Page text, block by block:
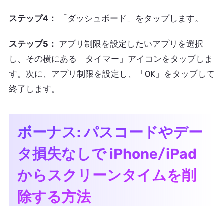
ステップ4： 「ダッシュボード」をタップします。
ステップ5： アプリ制限を設定したいアプリを選択
し、その横にある「タイマー」アイコンをタップしま
す。次に、アプリ制限を設定し、「OK」をタップして
終了します。
ボーナス: パスコードやデー
タ損失なしで iPhone/iPad
からスクリーンタイムを削
除する方法